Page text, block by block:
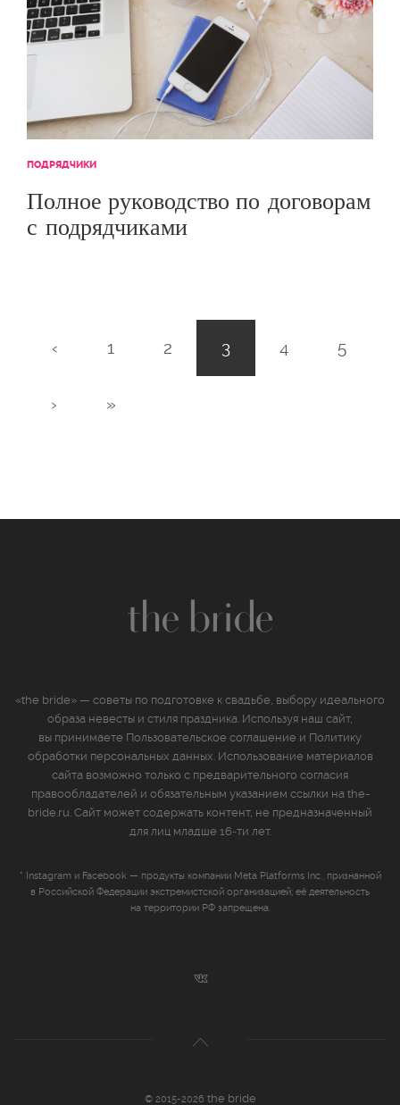
ПОДРЯДЧИКИ
Полное руководство по договорам
с подрядчиками
‹ 1 2 3 (текущая)
4 5
› »
«the bride» — советы по подготовке к свадьбе, выбору идеального
образа невесты и стиля праздника. Используя наш сайт,
вы принимаете Пользовательское соглашение и Политику
обработки персональных данных . Использование материалов
сайта возможно только с предварительного согласия
правообладателей и обязательным указанием ссылки на the-
bride.ru. Сайт может содержать контент, не предназначенный
для лиц младше 16‑ти лет.
* Instagram и Facebook — продукты компании Meta Platforms Inc., признанной
в Российской Федерации экстремистской организацией; её деятельность
на территории РФ запрещена.
© 2015-2026 the bride